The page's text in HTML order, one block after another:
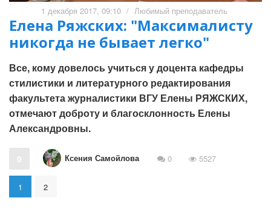
1 декабря 2017, 09:10 / Любимый преподаватель
Елена Ряжских: "Максималисту
никогда не бывает легко"
Все, кому довелось учиться у доцента кафедры
стилистики и литературного редактирования
факультета журналистики ВГУ Елены РЯЖСКИХ,
отмечают доброту и благосклонность Елены
Александровны.
0 Ксения Самойлова 0 5527
1 2